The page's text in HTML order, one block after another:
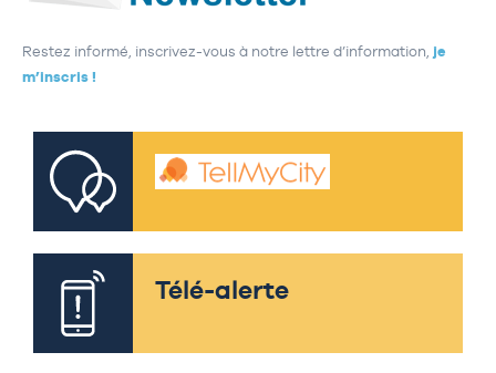
Restez informé, inscrivez-vous à notre lettre d’information, je
m’inscris !
Télé-alerte